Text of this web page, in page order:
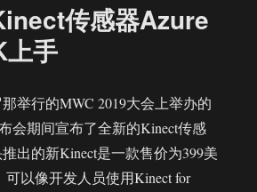
传感器Azure
手
举行的MWC 2019大会上举办的
会期间宣布了全新的Kinect传感
出的新Kinect是一款售价为399美
可以像开发人员使用Kinect for